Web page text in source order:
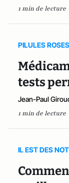
1 min de lecture
PILULES ROSES
tests
Jean-Paul
1 min de lecture
IL EST DES